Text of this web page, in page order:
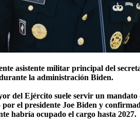
asistente militar principal del
la administración Biden.
del Ejército suele servir un mandato
el presidente Joe Biden y
habría ocupado el cargo hasta 2027.